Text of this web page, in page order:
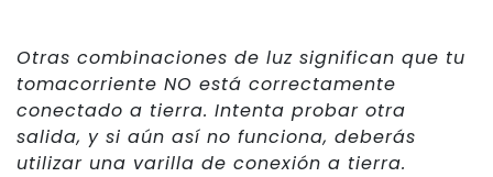
Otras combinaciones de luz significan que tu
tomacorriente NO está correctamente
conectado a tierra. Intenta probar otra
salida, y si aún así no funciona, deberás
utilizar una varilla de conexión a tierra.